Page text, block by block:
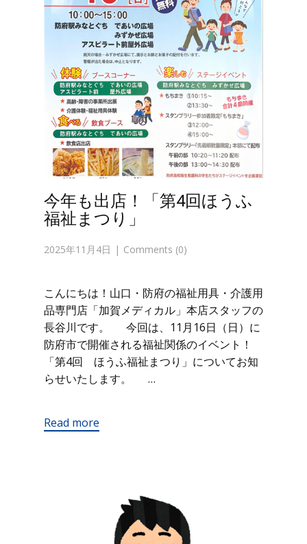
今年も出店！「第4回ほうふ
福祉まつり」
2025年11月4日 Comments (0)
こんにちは！山口・防府の福祉用具・介護用
品専門店「加賀メディカル」本店スタッフの
長谷川です。 今回は、11月16日（日）に
防府市で開催される福祉関係のイベント！
「第4回 ほうふ福祉まつり」についてお知
らせいたします。 …
Read more